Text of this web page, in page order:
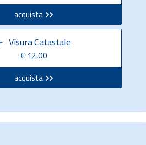
acquista
Visura Catastale
€ 12,00
acquista